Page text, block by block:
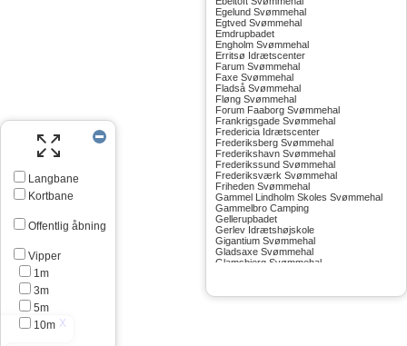
Langbane
Kortbane
Offentlig åbning
Vipper
1m
3m
5m
10m
Egelund Svømmehal
Egtved Svømmehal
Emdrupbadet
Engholm Svømmehal
Erritsø Idrætscenter
Farum Svømmehal
Faxe Svømmehal
Fladså Svømmehal
Fløng Svømmehal
Forum Faaborg Svømmehal
Frankrigsgade Svømmehal
Fredericia Idrætscenter
Frederiksberg Svømmehal
Frederikshavn Svømmehal
Frederikssund Svømmehal
Frederiksværk Svømmehal
Friheden Svømmehal
Gammel Lindholm Skoles Svømmehal
Gammelbro Camping
Gellerupbadet
Gerlev Idrætshøjskole
Gigantium Svømmehal
Gladsaxe Svømmehal
Glamsbjerg Svømmehal
Greve Svømmehal